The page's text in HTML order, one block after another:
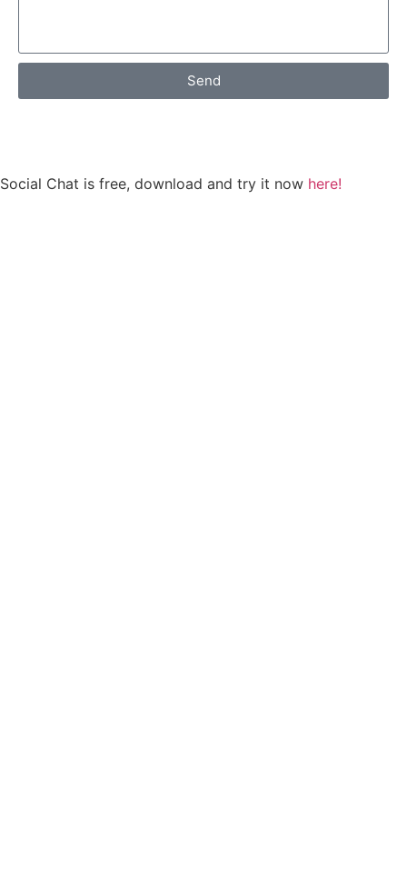
Send
Social Chat is free, download and try it now here!